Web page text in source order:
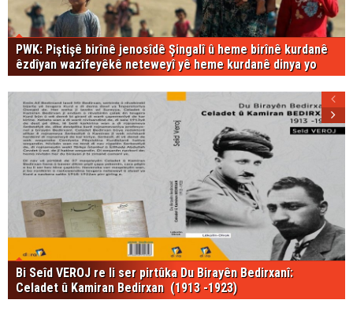
PWK: Piştişê birînê jenosîdê Şingalî û heme birînê kurdanê
êzdîyan wazîfeyêkê neteweyî yê heme kurdanê dinya yo
Bi Seîd VEROJ re li ser pirtûka Du Birayên Bedirxanî:
Celadet û Kamiran Bedirxan (1913 -1923)